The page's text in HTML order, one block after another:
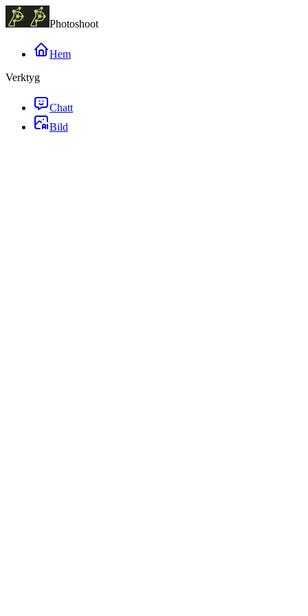
Photoshoot
Hem
Verktyg
Chatt
Bild